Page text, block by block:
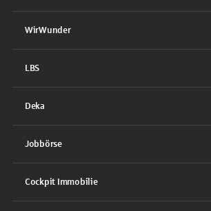
WirWunder
LBS
Deka
Jobbörse
Cockpit Immobilie